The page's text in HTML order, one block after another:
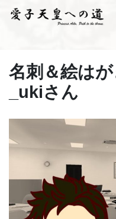
名刺＆絵はが
_ukiさん